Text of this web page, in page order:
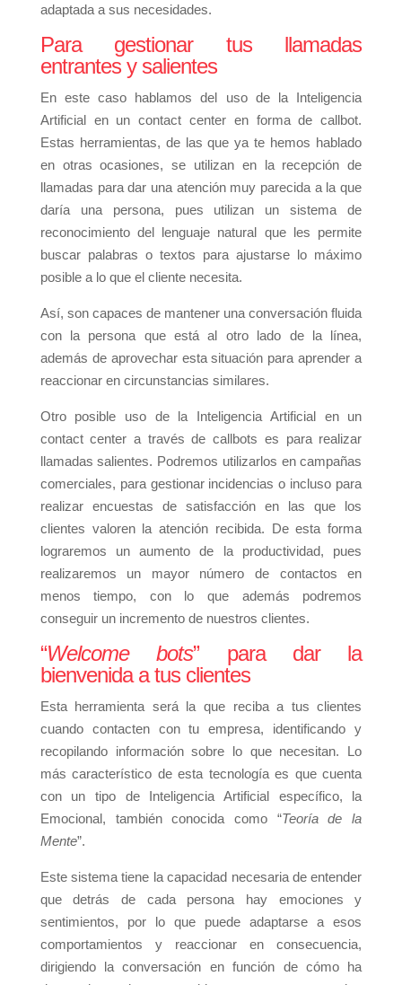
adaptada a sus necesidades.
Para gestionar tus llamadas
entrantes y salientes
En este caso hablamos del uso de la Inteligencia
Artificial en un contact center en forma de callbot.
Estas herramientas, de las que ya te hemos hablado
en otras ocasiones, se utilizan en la recepción de
llamadas para dar una atención muy parecida a la que
daría una persona, pues utilizan un sistema de
reconocimiento del lenguaje natural que les permite
buscar palabras o textos para ajustarse lo máximo
posible a lo que el cliente necesita.
Así, son capaces de mantener una conversación fluida
con la persona que está al otro lado de la línea,
además de aprovechar esta situación para aprender a
reaccionar en circunstancias similares.
Otro posible uso de la Inteligencia Artificial en un
contact center a través de callbots es para realizar
llamadas salientes. Podremos utilizarlos en campañas
comerciales, para gestionar incidencias o incluso para
realizar encuestas de satisfacción en las que los
clientes valoren la atención recibida. De esta forma
lograremos un aumento de la productividad, pues
realizaremos un mayor número de contactos en
menos tiempo, con lo que además podremos
conseguir un incremento de nuestros clientes.
“Welcome bots” para dar la
bienvenida a tus clientes
Esta herramienta será la que reciba a tus clientes
cuando contacten con tu empresa, identificando y
recopilando información sobre lo que necesitan. Lo
más característico de esta tecnología es que cuenta
con un tipo de Inteligencia Artificial específico, la
Emocional, también conocida como “Teoría de la
Mente”.
Este sistema tiene la capacidad necesaria de entender
que detrás de cada persona hay emociones y
sentimientos, por lo que puede adaptarse a esos
comportamientos y reaccionar en consecuencia,
dirigiendo la conversación en función de cómo ha